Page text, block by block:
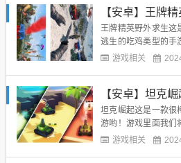
面的关卡也是很多
你去尝试看看，非常
王牌精英野外求生这
逃生的吃鸡类型的手
多的哟，玩家们将
会展开最为享受的
备，等你来免费的领
游戏相关
【安卓】坦克
坦克崛起这是一款很
游哟！游戏里面我们
险哦，超多的玩法让
游戏相关